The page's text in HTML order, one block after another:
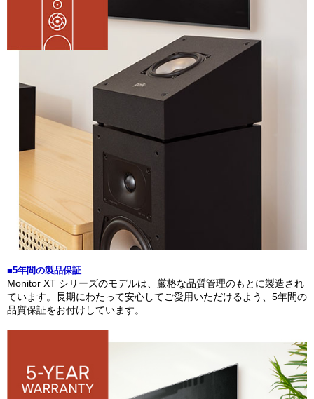
■5年間の製品保証
Monitor XT シリーズのモデルは、厳格な品質管理のもとに製造され
ています。長期にわたって安心してご愛用いただけるよう、5年間の
品質保証をお付けしています。